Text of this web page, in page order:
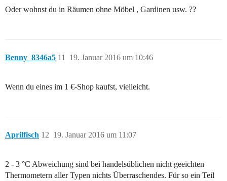
Oder wohnst du in Räumen ohne Möbel , Gardinen usw. ??
Benny_8346a5 19. Januar 2016 um 10:46
11
Wenn du eines im 1 €-Shop kaufst, vielleicht.
Aprilfisch 19. Januar 2016 um 11:07
12
2 - 3 °C Abweichung sind bei handelsüblichen nicht geeichten
Thermometern aller Typen nichts Überraschendes. Für so ein Teil